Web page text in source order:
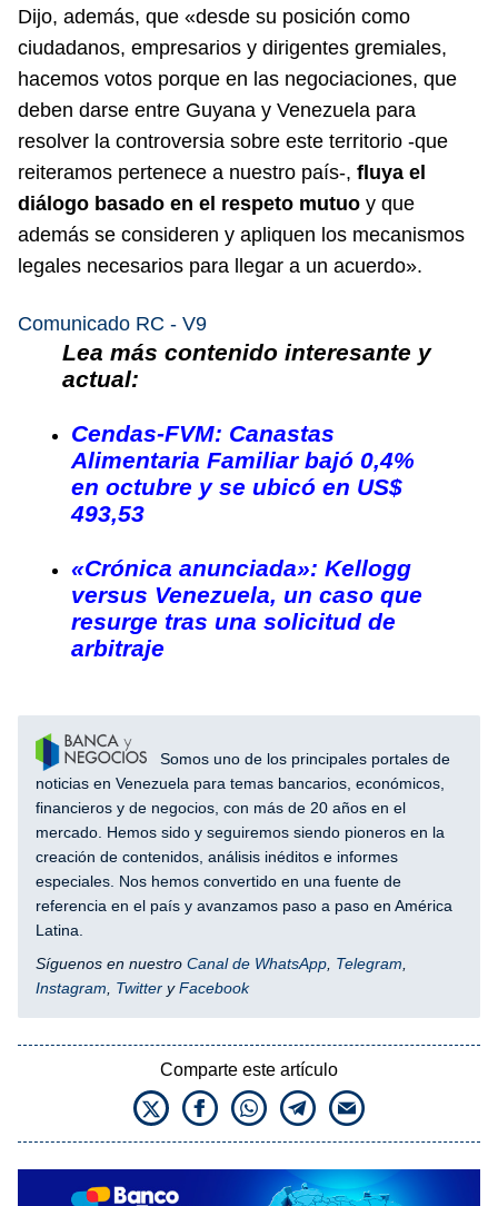
Dijo, además, que «desde su posición como
ciudadanos, empresarios y dirigentes gremiales,
hacemos votos porque en las negociaciones, que
deben darse entre Guyana y Venezuela para
resolver la controversia sobre este territorio -que
reiteramos pertenece a nuestro país-, fluya el
diálogo basado en el respeto mutuo y que
además se consideren y apliquen los mecanismos
legales necesarios para llegar a un acuerdo».
Comunicado RC - V9
Lea más contenido interesante y
actual:
Cendas-FVM: Canastas
Alimentaria Familiar bajó 0,4%
en octubre y se ubicó en US$
493,53
«Crónica anunciada»: Kellogg
versus Venezuela, un caso que
resurge tras una solicitud de
arbitraje
Somos uno de los principales portales de
noticias en Venezuela para temas bancarios, económicos,
financieros y de negocios, con más de 20 años en el
mercado. Hemos sido y seguiremos siendo pioneros en la
creación de contenidos, análisis inéditos e informes
especiales. Nos hemos convertido en una fuente de
referencia en el país y avanzamos paso a paso en América
Latina.
Síguenos en nuestro Canal de WhatsApp Telegram
Instagram
Twitter yFacebook
Comparte este artículo